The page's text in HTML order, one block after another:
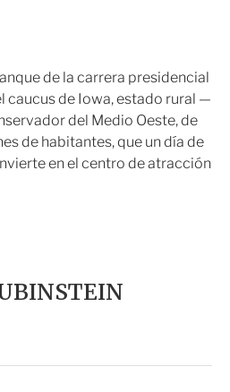
ó
n
de la carrera presidencial
caucus de Iowa, estado rural —
del Medio Oeste, de
de habitantes, que un día de
en el centro de atracción